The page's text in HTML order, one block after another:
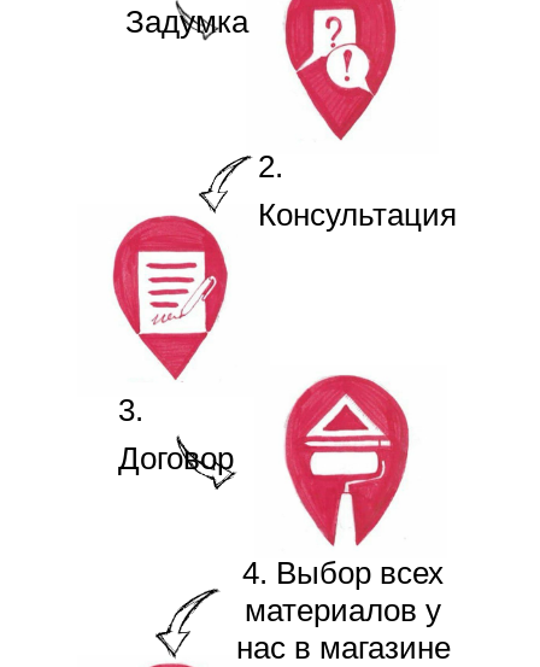
3.
Договор
4. Выбор всех
материалов у
нас в магазине
Задумка
2.
Консультация